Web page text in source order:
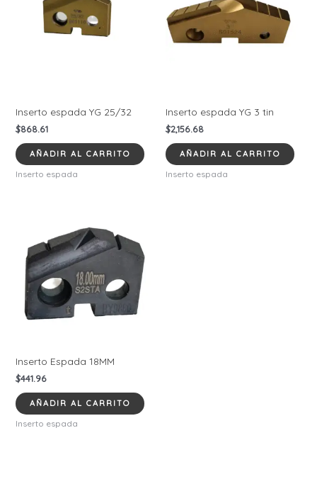
Inserto espada YG 25/32
$868.61
AÑADIR AL CARRITO
Inserto espada
Inserto espada YG 3 tin
$2,156.68
AÑADIR AL CARRITO
Inserto espada
Inserto Espada 18MM
$441.96
AÑADIR AL CARRITO
Inserto espada